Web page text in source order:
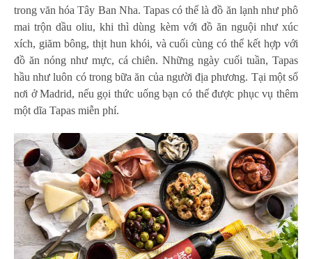
trong văn hóa Tây Ban Nha. Tapas có thể là đồ ăn lạnh như phô
mai trộn dầu oliu, khi thì dùng kèm với đồ ăn nguội như xúc
xích, giăm bông, thịt hun khói, và cuối cùng có thể kết hợp với
đồ ăn nóng như mực, cá chiên. Những ngày cuối tuần, Tapas
hầu như luôn có trong bữa ăn của người địa phương. Tại một số
nơi ở Madrid, nếu gọi thức uống bạn có thể được phục vụ thêm
một dĩa Tapas miễn phí.